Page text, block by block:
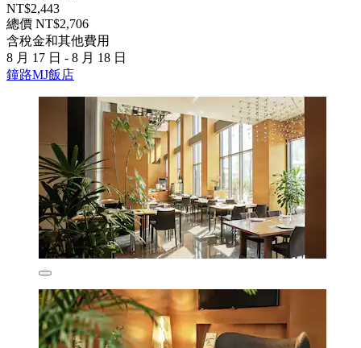
NT$2,443
總價 NT$2,706
含稅金和其他費用
8 月 17 日 - 8 月 18 日
鐘路MJ飯店